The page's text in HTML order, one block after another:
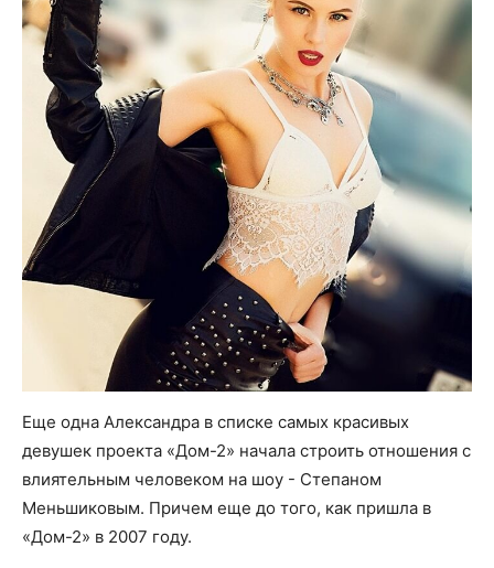
Еще одна Александра в списке самых красивых
девушек проекта «Дом-2» начала строить отношения с
влиятельным человеком на шоу - Степаном
Меньшиковым. Причем еще до того, как пришла в
«Дом-2» в 2007 году.